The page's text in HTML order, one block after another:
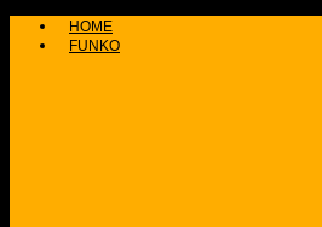
HOME
FUNKO